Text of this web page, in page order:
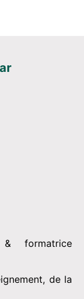
& formatrice
de la